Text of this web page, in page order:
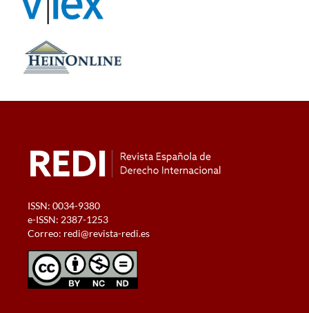
ISSN: 0034-9380
e-ISSN: 2387-1253
Correo: redi@revista-redi.es